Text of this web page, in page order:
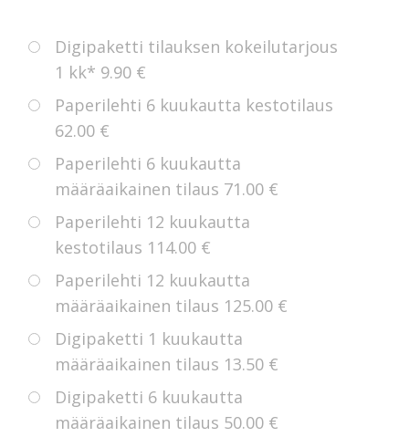
Digipaketti tilauksen kokeilutarjous
1 kk* 9.90 €
Paperilehti 6 kuukautta kestotilaus
62.00 €
Paperilehti 6 kuukautta
määräaikainen tilaus 71.00 €
Paperilehti 12 kuukautta
kestotilaus 114.00 €
Paperilehti 12 kuukautta
määräaikainen tilaus 125.00 €
Digipaketti 1 kuukautta
määräaikainen tilaus 13.50 €
Digipaketti 6 kuukautta
määräaikainen tilaus 50.00 €